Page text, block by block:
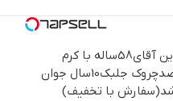
این آقای58ساله با کرم
ضدچروک جلبک10سال جوان
با تخفیف)